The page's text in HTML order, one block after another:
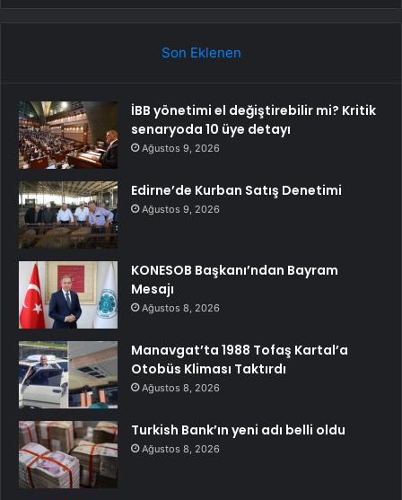
Son Eklenen
İBB yönetimi el değiştirebilir mi? Kritik
senaryoda 10 üye detayı
Ağustos 9, 2026
Edirne’de Kurban Satış Denetimi
Ağustos 9, 2026
KONESOB Başkanı’ndan Bayram
Mesajı
Ağustos 8, 2026
Manavgat’ta 1988 Tofaş Kartal’a
Otobüs Kliması Taktırdı
Ağustos 8, 2026
Turkish Bank’ın yeni adı belli oldu
Ağustos 8, 2026